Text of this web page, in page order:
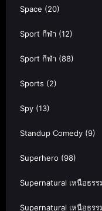
Space (20)
Sport กีฬา (12)
Sport กีฬา (88)
Sports (2)
Spy (13)
Standup Comedy (9)
Superhero (98)
Supernatural เหนือธร
Supernatural เหนือธร